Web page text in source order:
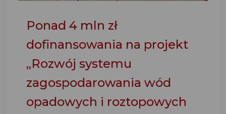
Ponad 4 mln zł
dofinansowania na projekt
„Rozwój systemu
zagospodarowania wód
opadowych i roztopowych